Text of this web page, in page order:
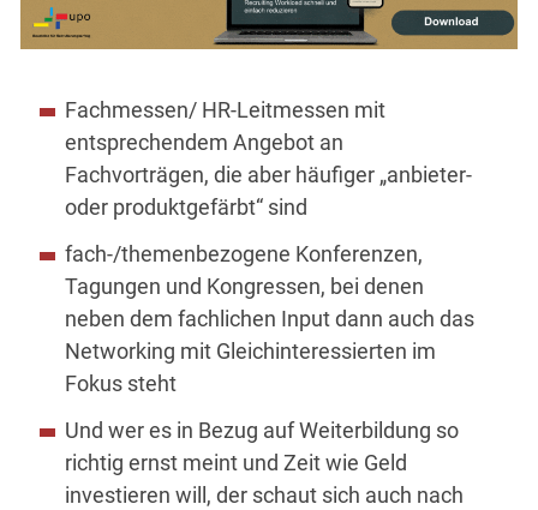
Fachmessen/ HR-Leitmessen mit
entsprechendem Angebot an
Fachvorträgen, die aber häufiger „anbieter-
oder produktgefärbt“ sind
fach-/themenbezogene Konferenzen,
Tagungen und Kongressen, bei denen
neben dem fachlichen Input dann auch das
Networking mit Gleichinteressierten im
Fokus steht
Und wer es in Bezug auf Weiterbildung so
richtig ernst meint und Zeit wie Geld
investieren will, der schaut sich auch nach